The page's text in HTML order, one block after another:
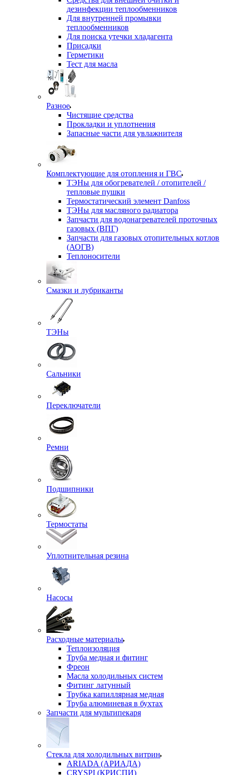
дезинфекции теплообменников
Для внутренней промывки
теплообменников
Для поиска утечки хладагента
Присадки
Герметики
Тест для масла
Разное
Чистящие средства
Прокладки и уплотнения
Запасные части для увлажнителя
Комплектующие для отопления и ГВС
ТЭНы для обогревателей / отопителей /
тепловые пушки
Термостатический элемент Danfoss
ТЭНы для масляного радиатора
Запчасти для водонагревателей проточных
газовых (ВПГ)
Запчасти для газовых отопительных котлов
(АОГВ)
Теплоносители
Смазки и лубриканты
ТЭНы
Сальники
Переключатели
Ремни
Подшипники
Термостаты
Уплотнительная резина
Насосы
Расходные материалы
Теплоизоляция
Труба медная и фитинг
Фреон
Масла холодильных систем
Фитинг латунный
Трубка капиллярная медная
Труба алюминевая в бухтах
Запчасти для мультипекаря
Стекла для холодильных витрин
ARIADA (АРИАДА)
CRYSPI (КРИСПИ)